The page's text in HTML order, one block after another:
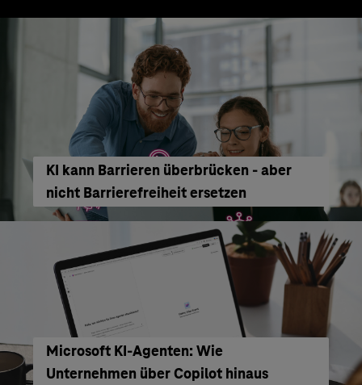
KI kann Barrieren überbrücken - aber
nicht Barrierefreiheit ersetzen
Microsoft KI-Agenten: Wie
Unternehmen über Copilot hinaus